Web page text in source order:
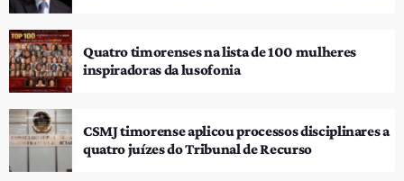
Quatro timorenses na lista de 100 mulheres
inspiradoras da lusofonia
CSMJ timorense aplicou processos disciplinares a
quatro juízes do Tribunal de Recurso